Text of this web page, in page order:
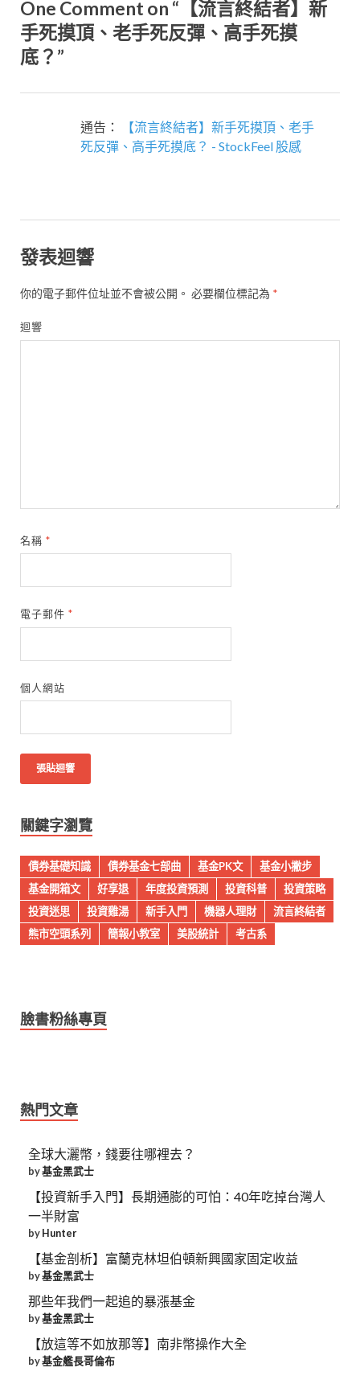
One Comment on “【流言終結者】新
手死摸頂、老手死反彈、高手死摸
底？”
通告：
【流言終結者】新手死摸頂、老手
死反彈、高手死摸底？ - StockFeel 股感
發表迴響
你的電子郵件位址並不會被公開。 必要欄位標記為 *
迴響
名稱*
電子郵件*
個人網站
關鍵字瀏覽
債券基礎知識 債券基金七部曲 基金PK文
基金小撇步
基金開箱文
好享退 年度投資預測 投資科普
投資策略
投資迷思
投資雞湯 新手入門 機器人理財
流言終結者
熊市空頭系列
簡報小教室 美股統計 考古系
臉書粉絲專頁
熱門文章
全球大灑幣，錢要往哪裡去？
by基金黑武士
【投資新手入門】長期通膨的可怕：40年吃掉台灣人
一半財富
byHunter
【基金剖析】富蘭克林坦伯頓新興國家固定收益
by基金黑武士
那些年我們一起追的暴漲基金
by基金黑武士
【放這等不如放那等】南非幣操作大全
by基金艦長哥倫布